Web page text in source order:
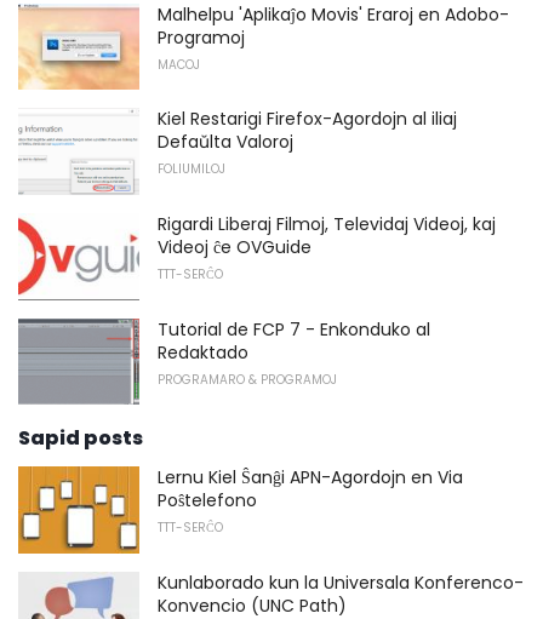
Malhelpu 'Aplikaĵo Movis' Eraroj en Adobo-
Programoj
MACOJ
Kiel Restarigi Firefox-Agordojn al iliaj
Defaŭlta Valoroj
FOLIUMILOJ
Rigardi Liberaj Filmoj, Televidaj Videoj, kaj
Videoj ĉe OVGuide
TTT-SERĈO
Tutorial de FCP 7 - Enkonduko al
Redaktado
PROGRAMARO & PROGRAMOJ
Sapid posts
Lernu Kiel Ŝanĝi APN-Agordojn en Via
Poŝtelefono
TTT-SERĈO
Kunlaborado kun la Universala Konferenco-
Konvencio (UNC Path)